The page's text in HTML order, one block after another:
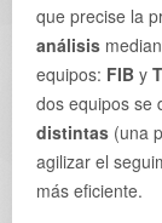
que precise la
análisis
equipos: FIB y
dos equipos se
distintas (una
agilizar el
más eficiente.